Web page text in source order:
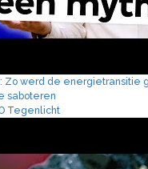
Zo werd de energietransitie
saboteren
Tegenlicht